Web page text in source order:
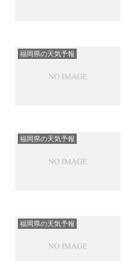
福岡県の天気予報
福岡県の天気予報
福岡県の天気予報